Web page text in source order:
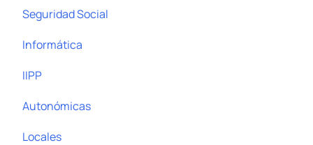
Seguridad Social
Informática
IIPP
Autonómicas
Locales